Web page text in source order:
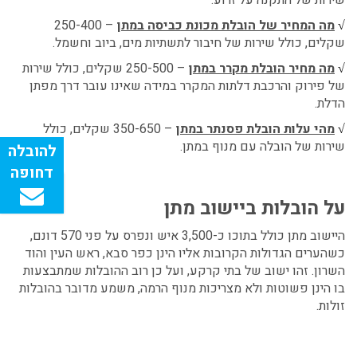
√ מה המחיר של הובלת מכונת כביסה במתן
– 250-400
שקלים, כולל שירות של חיבור לתשתיות מים, ביוב וחשמל.
√ מה מחיר הובלת מקרר במתן
– 250-500 שקלים, כולל שירות
של פירוק והרכבת דלתות המקרר במידה שאינו עובר דרך מפתן
הדלת.
√ מהי עלות הובלת פסנתר במתן
– 350-650 שקלים, כולל
שירות של הובלה עם מנוף במתן.
על הובלות ביישוב מתן
היישוב מתן כולל בתוכו כ-3,500 איש ונפרס על פני 570 דונם,
כשהערים הגדולות הקרובות אליו הינן כפר סבא, ראש העין והוד
השרון. זהו ישוב של בתי קרקע, ועל כן רוב ההובלות שמתבצעות
בו הינן פשוטות ולא מצריכות מנוף הרמה, משמע מדובר בהובלות
זולות.